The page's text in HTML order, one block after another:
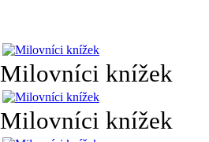
Milovníci knížek
Milovníci knížek